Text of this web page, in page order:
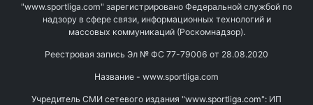
"www.sportliga.com" зарегистрировано Федеральной службой по
надзору в сфере связи, информационных технологий и
массовых коммуникаций (Роскомнадзор).
Реестровая запись Эл № ФС 77-79006 от 28.08.2020
Название - www.sportliga.com
Учредитель СМИ сетевого издания "www.sportliga.com": ИП